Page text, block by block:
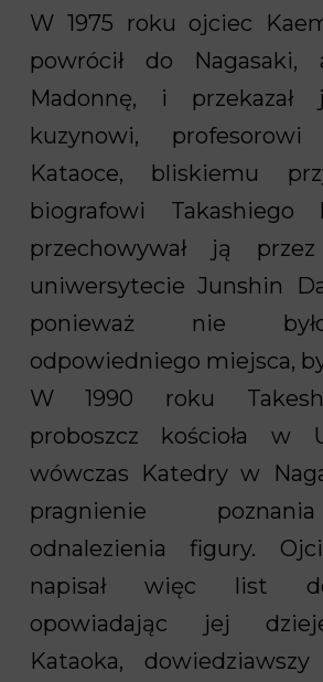
W 1975 roku ojciec
powrócił do Nagasaki,
Madonnę, i przekazał
kuzynowi, profesorowi
Kataoce, bliskiemu
biografowi Takashiego
przechowywał ją
uniwersytecie Junshin
ponieważ nie
odpowiedniego miejsca,
W 1990 roku
proboszcz kościoła w
wówczas Katedry w
pragnienie
odnalezienia figury.
napisał więc list
opowiadając jej
Kataoka,